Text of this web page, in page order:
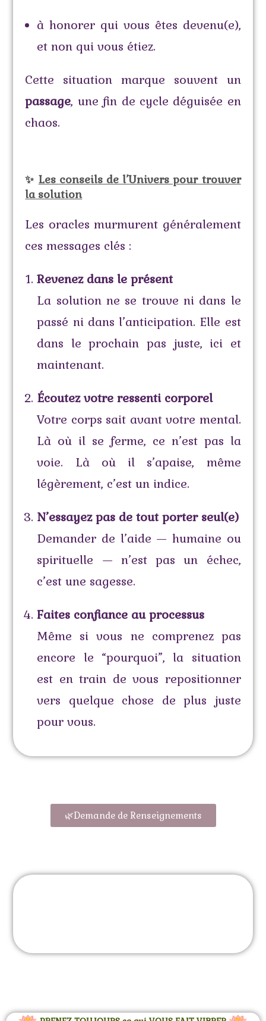
à honorer qui vous êtes devenu(e),
et non qui vous étiez.
Cette situation marque souvent un
passage, une fin de cycle déguisée en
chaos.
✨ Les conseils de l’Univers pour trouver
la solution
Les oracles murmurent généralement
ces messages clés :
Revenez dans le présent
La solution ne se trouve ni dans le
passé ni dans l’anticipation. Elle est
dans le prochain pas juste, ici et
maintenant.
Écoutez votre ressenti corporel
Votre corps sait avant votre mental.
Là où il se ferme, ce n’est pas la
voie. Là où il s’apaise, même
légèrement, c’est un indice.
N’essayez pas de tout porter seul(e)
Demander de l’aide — humaine ou
spirituelle — n’est pas un échec,
c’est une sagesse.
Faites confiance au processus
Même si vous ne comprenez pas
encore le “pourquoi”, la situation
est en train de vous repositionner
vers quelque chose de plus juste
pour vous.
🌿Demande de Renseignements